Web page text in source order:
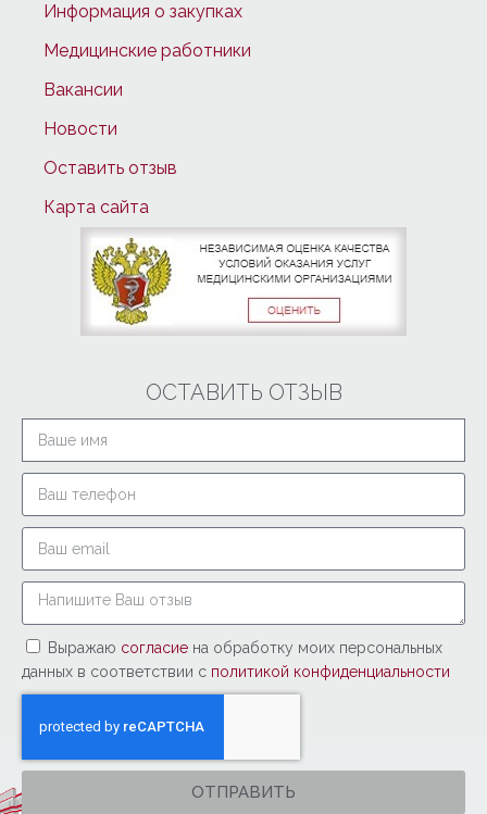
Информация о закупках
Медицинские работники
Вакансии
Новости
Оставить отзыв
Карта сайта
ОСТАВИТЬ ОТЗЫВ
Выражаю согласие на обработку моих персональных
данных в соответствии с политикой конфиденциальности
ОТПРАВИТЬ